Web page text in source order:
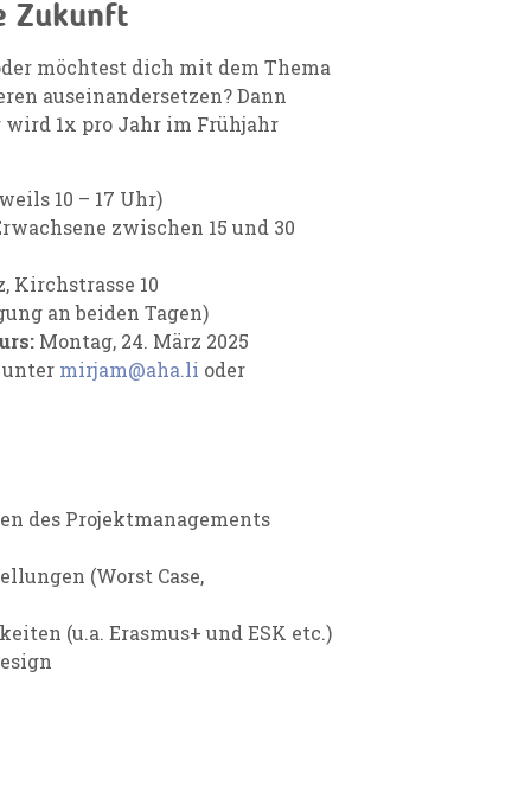
Zukunft
möchtest dich mit dem Thema
auseinandersetzen? Dann
1x pro Jahr im Frühjahr
10 – 17 Uhr)
zwischen 15 und 30
Kirchstrasse 10
an beiden Tagen)
Montag, 24. März 2025
mirjam@aha.li oder
des Projektmanagements
(Worst Case,
(u.a. Erasmus+ und ESK etc.)